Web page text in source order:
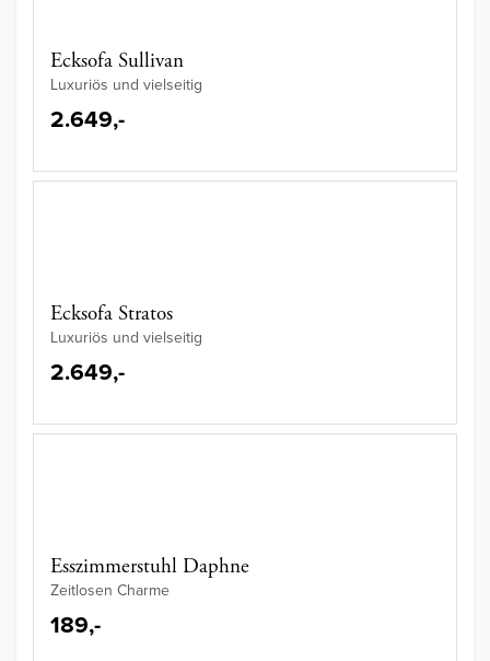
Ecksofa Sullivan
Luxuriös und vielseitig
2.649,-
Ecksofa Stratos
Luxuriös und vielseitig
2.649,-
Esszimmerstuhl Daphne
Zeitlosen Charme
189,-